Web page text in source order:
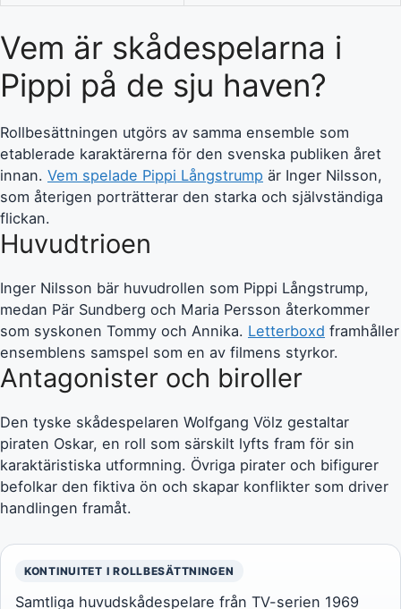
Vem är skådespelarna i
Pippi på de sju haven?
Rollbesättningen utgörs av samma ensemble som
etablerade karaktärerna för den svenska publiken året
innan. Vem spelade Pippi Långstrump är Inger Nilsson,
som återigen porträtterar den starka och självständiga
flickan.
Huvudtrioen
Inger Nilsson bär huvudrollen som Pippi Långstrump,
medan Pär Sundberg och Maria Persson återkommer
som syskonen Tommy och Annika. Letterboxd framhåller
ensemblens samspel som en av filmens styrkor.
Antagonister och biroller
Den tyske skådespelaren Wolfgang Völz gestaltar
piraten Oskar, en roll som särskilt lyfts fram för sin
karaktäristiska utformning. Övriga pirater och bifigurer
befolkar den fiktiva ön och skapar konflikter som driver
handlingen framåt.
KONTINUITET I ROLLBESÄTTNINGEN
Samtliga huvudskådespelare från TV-serien 1969